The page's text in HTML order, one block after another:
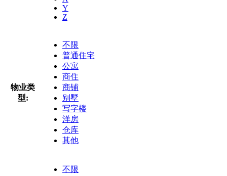
Y
Z
物业类
型:
不限
普通住宅
公寓
商住
商铺
别墅
写字楼
洋房
仓库
其他
不限